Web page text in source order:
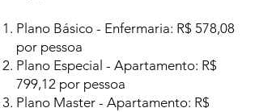
Plano Básico - Enfermaria: R$ 578,08
por pessoa
Plano Especial - Apartamento: R$
799,12 por pessoa
Plano Master - Apartamento: R$